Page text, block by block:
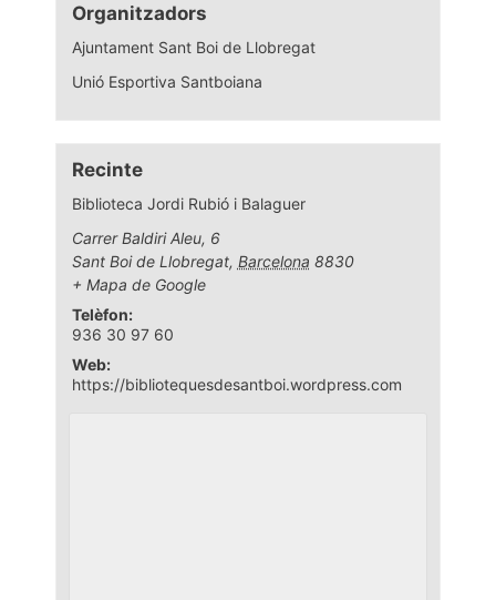
Organitzadors
Ajuntament Sant Boi de Llobregat
Unió Esportiva Santboiana
Recinte
Biblioteca Jordi Rubió i Balaguer
Carrer Baldiri Aleu, 6
Sant Boi de Llobregat, Barcelona 8830
+ Mapa de Google
Telèfon:
936 30 97 60
Web:
https://bibliotequesdesantboi.wordpress.com